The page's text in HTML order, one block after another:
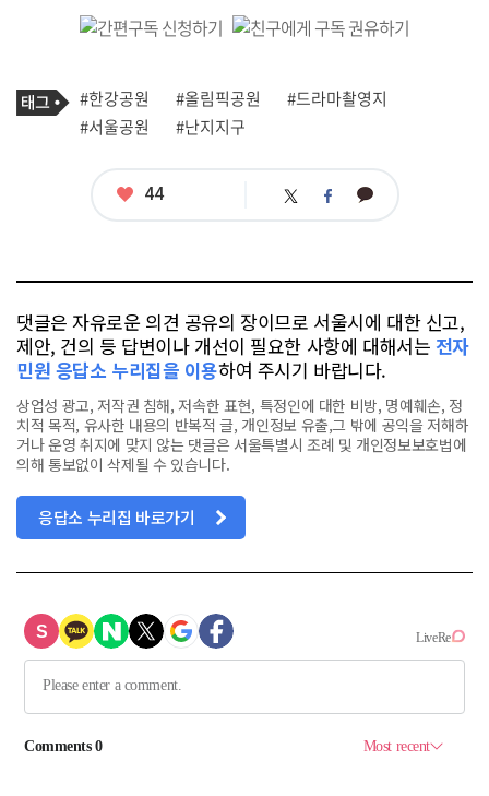
기
사
관
련
태
그
#한강공원 #올림픽공원
#드라마촬영지
#서울공원
#난지지구
좋
44 트 페 카
댓글은 자유로운 의견 공유의 장이므로 서울시에 대한 신고,
제안, 건의 등 답변이나 개선이 필요한 사항에 대해서는 전자
민원 응답소 누리집을 이용하여 주시기 바랍니다.
상업성 광고, 저작권 침해, 저속한 표현, 특정인에 대한 비방, 명예훼손, 정
치적 목적, 유사한 내용의 반복적 글, 개인정보 유출,그 밖에 공익을 저해하
거나 운영 취지에 맞지 않는 댓글은 서울특별시 조례 및 개인정보보호법에
의해 통보없이 삭제될 수 있습니다.
응답소 누리집 바로가기